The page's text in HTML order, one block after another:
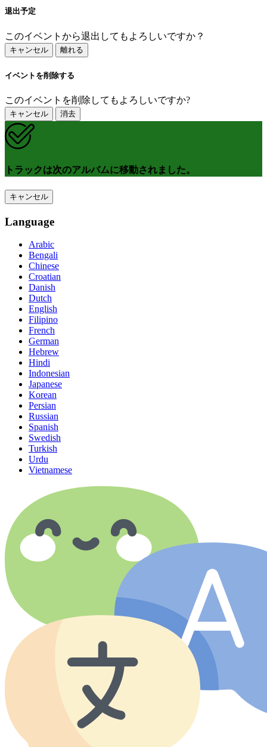
退出予定
このイベントから退出してもよろしいですか？
キャンセル 離れる
イベントを削除する
このイベントを削除してもよろしいですか?
キャンセル 消去
トラックは次のアルバムに移動されました。
キャンセル
Language
Arabic
Bengali
Chinese
Croatian
Danish
Dutch
English
Filipino
French
German
Hebrew
Hindi
Indonesian
Japanese
Korean
Persian
Russian
Spanish
Swedish
Turkish
Urdu
Vietnamese